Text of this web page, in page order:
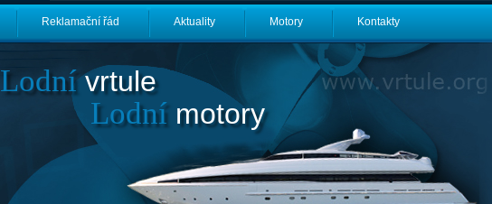
Reklamační řád Aktuality Motory Kontakty
Lodnívrtule
Lodnímotory